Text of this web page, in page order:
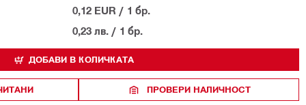
0,12 EUR / 1 бр.
0,23 лв. / 1 бр.
ДОБАВИ В КОЛИЧКАТА
ПРОВЕРИ НАЛИЧНОСТ